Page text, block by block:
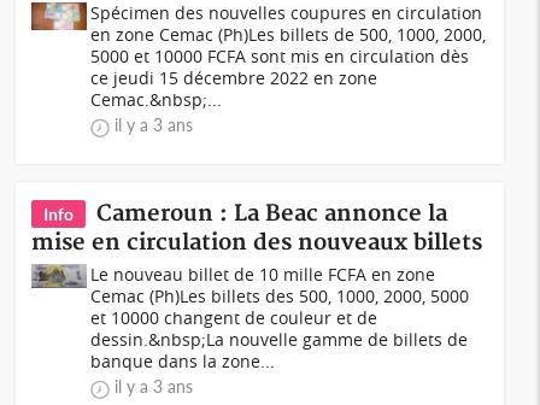
Spécimen des nouvelles coupures en circulation
en zone Cemac (Ph)Les billets de 500, 1000, 2000,
5000 et 10000 FCFA sont mis en circulation dès
ce jeudi 15 décembre 2022 en zone
Cemac.&nbsp;...
il y a 3 ans
Info
Cameroun : La Beac annonce la
mise en circulation des nouveaux billets
Le nouveau billet de 10 mille FCFA en zone
Cemac (Ph)Les billets des 500, 1000, 2000, 5000
et 10000 changent de couleur et de
dessin.&nbsp;La nouvelle gamme de billets de
banque dans la zone...
il y a 3 ans